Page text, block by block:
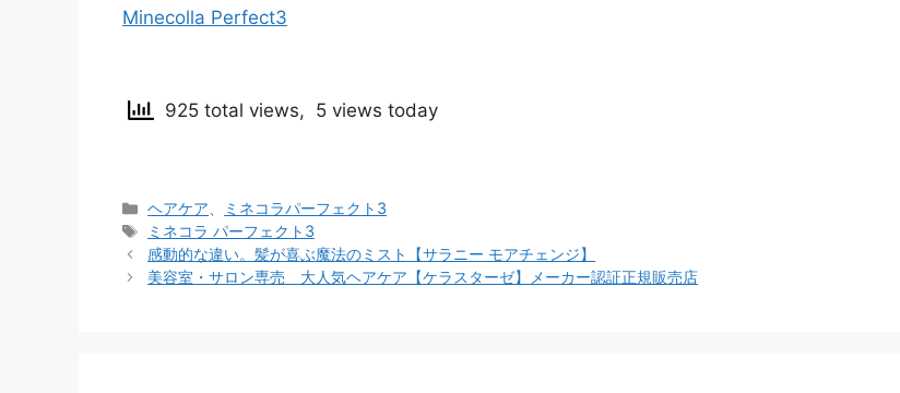
Minecolla Perfect3
925 total views, 5 views today
カ
テ
ゴ
リ
ヘアケア、
ミネコラパーフェクト3
タ
グ
ミネコラ パーフェクト3
感動的な違い。髪が喜ぶ魔法のミスト【サラニー モアチェンジ】
美容室・サロン専売 大人気ヘアケア【ケラスターゼ】メーカー認証正規販売店